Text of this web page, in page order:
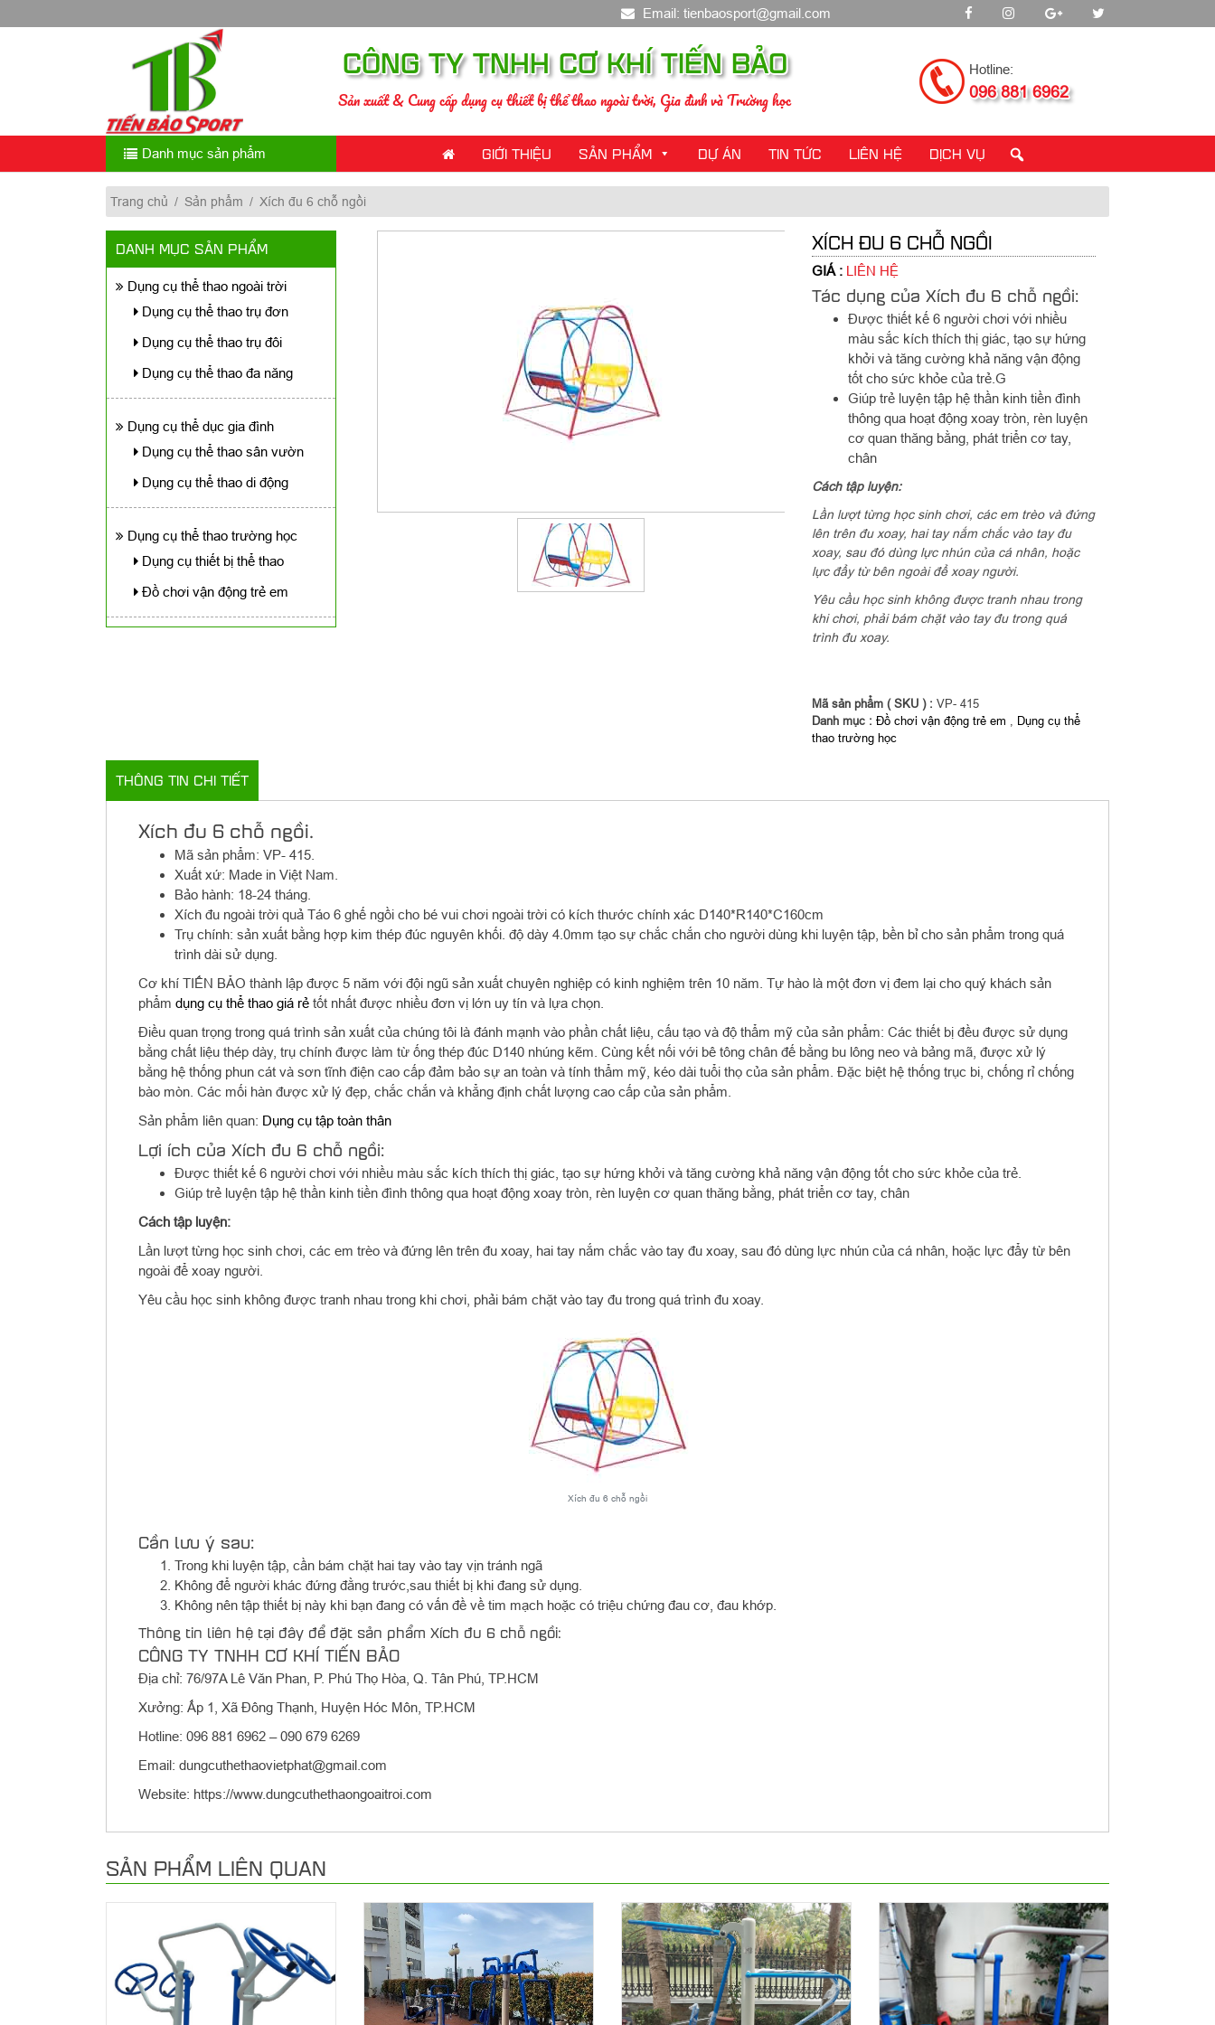
to
Email: tienbaosport@gmail.com
CÔNG TY TNHH CƠ KHÍ TIẾN BẢO
Sản xuất & Cung cấp dụng cụ thiết bị thể thao ngoài trời, Gia đình và Trường học
Hotline:
096 881 6962
Danh mục sản phẩm GIỚI THIỆU SẢN PHẨM DỰ ÁN TIN TỨC LIÊN HỆ DỊCH VỤ
Trang chủ / Sản phẩm / Xích đu 6 chỗ ngồi
DANH MỤC SẢN PHẨM
Dụng cụ thể thao ngoài trời
Dụng cụ thể thao trụ đơn
Dụng cụ thể thao trụ đôi
Dụng cụ thể thao đa năng
Dụng cụ thể dục gia đình
Dụng cụ thể thao sân vườn
Dụng cụ thể thao di động
Dụng cụ thể thao trường học
Dụng cụ thiết bị thể thao
Đồ chơi vận động trẻ em
XÍCH ĐU 6 CHỖ NGỒI
GIÁ : LIÊN HỆ
Tác dụng của Xích đu 6 chỗ ngồi:
Được thiết kế 6 người chơi với nhiều
màu sắc kích thích thị giác, tạo sự hứng
khởi và tăng cường khả năng vận động
tốt cho sức khỏe của trẻ.G
Giúp trẻ luyện tập hệ thần kinh tiền đình
thông qua hoạt động xoay tròn, rèn luyện
cơ quan thăng bằng, phát triển cơ tay,
chân
Cách tập luyện:
Lần lượt từng học sinh chơi, các em trèo và đứng
lên trên đu xoay, hai tay nắm chắc vào tay đu
xoay, sau đó dùng lực nhún của cá nhân, hoặc
lực đẩy từ bên ngoài để xoay người.
Yêu cầu học sinh không được tranh nhau trong
khi chơi, phải bám chặt vào tay đu trong quá
trình đu xoay.
Mã sản phẩm ( SKU ) : VP- 415
Danh mục : Đồ chơi vận động trẻ em
Dụng cụ thể
thao trường học
THÔNG TIN CHI TIẾT
Xích đu 6 chỗ ngồi.
Mã sản phẩm: VP- 415.
Xuất xứ: Made in Việt Nam.
Bảo hành: 18-24 tháng.
Xích đu ngoài trời quả Táo 6 ghế ngồi cho bé vui chơi ngoài trời có kích thước chính xác D140*R140*C160cm
Trụ chính: sản xuất bằng hợp kim thép đúc nguyên khối. độ dày 4.0mm tạo sự chắc chắn cho người dùng khi luyện tập, bền bỉ cho sản phẩm trong quá
trình dài sử dụng.
Cơ khí TIẾN BẢO thành lập được 5 năm với đội ngũ sản xuất chuyên nghiệp có kinh nghiệm trên 10 năm. Tự hào là một đơn vị đem lại cho quý khách sản
phẩm dụng cụ thể thao giá rẻ tốt nhất được nhiều đơn vị lớn uy tín và lựa chọn.
Điều quan trọng trong quá trình sản xuất của chúng tôi là đánh mạnh vào phần chất liệu, cấu tạo và độ thẩm mỹ của sản phẩm: Các thiết bị đều được sử dụng
bằng chất liệu thép dày, trụ chính được làm từ ống thép đúc D140 nhúng kẽm. Cùng kết nối với bê tông chân đế bằng bu lông neo và bảng mã, được xử lý
bằng hệ thống phun cát và sơn tĩnh điện cao cấp đảm bảo sự an toàn và tính thẩm mỹ, kéo dài tuổi thọ của sản phẩm. Đặc biệt hệ thống trục bi, chống rỉ chống
bào mòn. Các mối hàn được xử lý đẹp, chắc chắn và khẳng định chất lượng cao cấp của sản phẩm.
Sản phẩm liên quan: Dụng cụ tập toàn thân
Lợi ích của Xích đu 6 chỗ ngồi:
Được thiết kế 6 người chơi với nhiều màu sắc kích thích thị giác, tạo sự hứng khởi và tăng cường khả năng vận động tốt cho sức khỏe của trẻ.
Giúp trẻ luyện tập hệ thần kinh tiền đình thông qua hoạt động xoay tròn, rèn luyện cơ quan thăng bằng, phát triển cơ tay, chân
Cách tập luyện:
Lần lượt từng học sinh chơi, các em trèo và đứng lên trên đu xoay, hai tay nắm chắc vào tay đu xoay, sau đó dùng lực nhún của cá nhân, hoặc lực đẩy từ bên
ngoài để xoay người.
Yêu cầu học sinh không được tranh nhau trong khi chơi, phải bám chặt vào tay đu trong quá trình đu xoay.
Xích đu 6 chỗ ngồi
Cần lưu ý sau:
Trong khi luyện tập, cần bám chặt hai tay vào tay vịn tránh ngã
Không để người khác đứng đằng trước,sau thiết bị khi đang sử dụng.
Không nên tập thiết bị này khi bạn đang có vấn đề về tim mạch hoặc có triệu chứng đau cơ, đau khớp.
Thông tin liên hệ tại đây để đặt sản phẩm Xích đu 6 chỗ ngồi:
CÔNG TY TNHH CƠ KHÍ TIẾN BẢO
Địa chỉ: 76/97A Lê Văn Phan, P. Phú Thọ Hòa, Q. Tân Phú, TP.HCM
Xưởng: Ấp 1, Xã Đông Thạnh, Huyện Hóc Môn, TP.HCM
Hotline: 096 881 6962 – 090 679 6269
Email: dungcuthethaovietphat@gmail.com
Website: https://www.dungcuthethaongoaitroi.com
SẢN PHẨM LIÊN QUAN